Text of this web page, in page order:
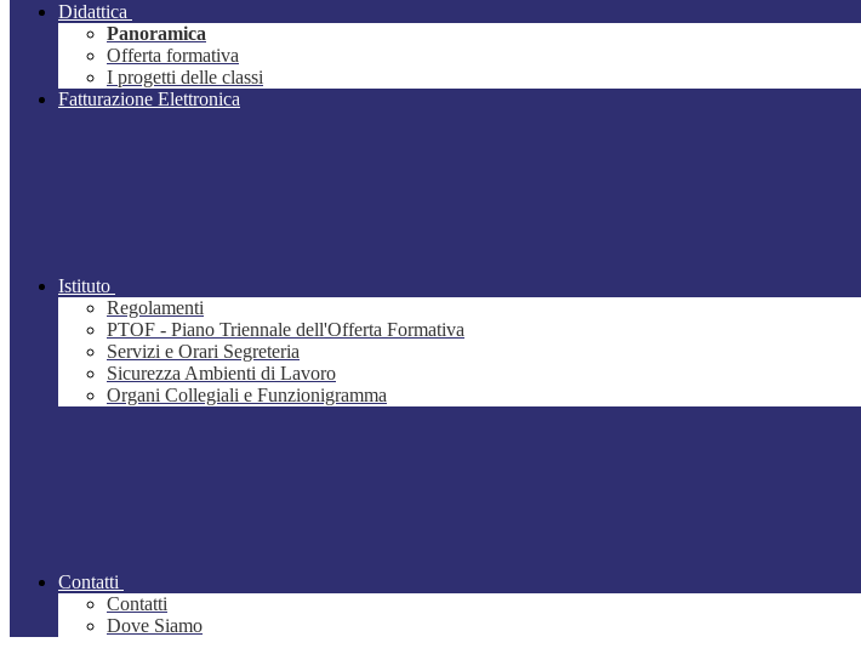
Didattica
Panoramica
Offerta formativa
I progetti delle classi
Fatturazione Elettronica
Istituto
Regolamenti
PTOF - Piano Triennale dell'Offerta Formativa
Servizi e Orari Segreteria
Sicurezza Ambienti di Lavoro
Organi Collegiali e Funzionigramma
Contatti
Contatti
Dove Siamo